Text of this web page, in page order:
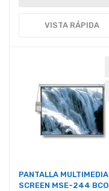
VISTA RÁPIDA
PANTALLA MULTIMEDIA
SCREEN MSE-244 BCO